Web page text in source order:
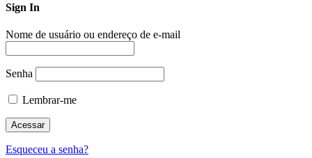
Sign In
Nome de usuário ou endereço de e-mail
Senha
Lembrar-me
Esqueceu a senha?